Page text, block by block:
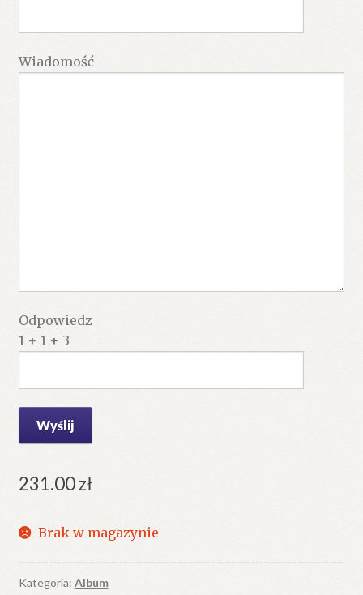
Wiadomość
Odpowiedz
1 + 1 + 3
231.00zł
Brak w magazynie
Kategoria: Album